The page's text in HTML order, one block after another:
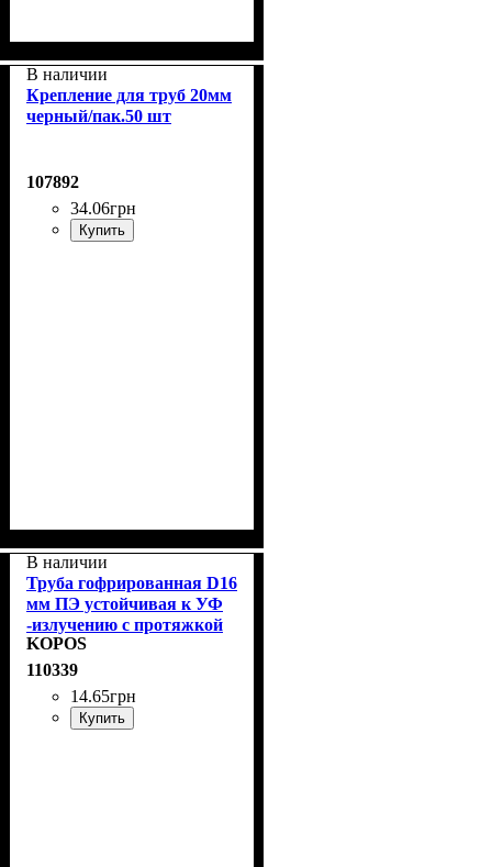
В наличии
Крепление для труб 20мм
черный/пак.50 шт
107892
34.06грн
Купить
В наличии
Труба гофрированная D16
мм ПЭ устойчивая к УФ
-излучению с протяжкой
KOPOS 2316/LPE-
1_F50DU
KOPOS
110339
14.65грн
Купить